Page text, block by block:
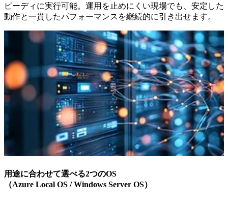
ピーディに実行可能。運用を止めにくい現場でも、安定した
動作と一貫したパフォーマンスを継続的に引き出せます。
用途に合わせて選べる2つのOS
（Azure Local OS / Windows Server OS）